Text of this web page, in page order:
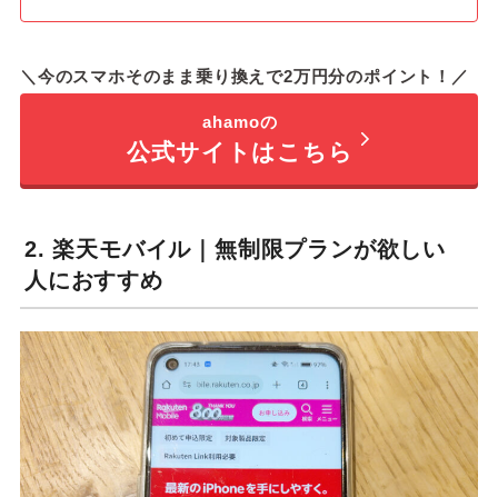
＼今のスマホそのまま乗り換えで2万円分のポイント！／
ahamoの
公式サイトはこちら
2. 楽天モバイル｜無制限プランが欲しい
人におすすめ